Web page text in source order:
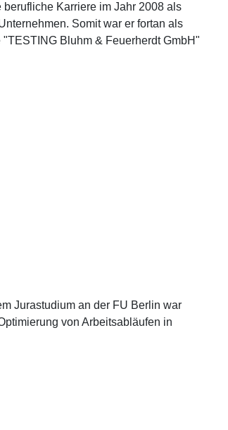
Karriere im Jahr 2008 als
Somit war er fortan als
Bluhm & Feuerherdt GmbH"
Jurastudium an der FU Berlin war
von Arbeitsabläufen in